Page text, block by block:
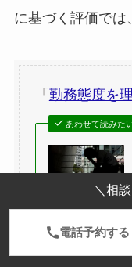
に基づく評価では
「 勤務態度を
あわせて読みた
＼相
電話予約する